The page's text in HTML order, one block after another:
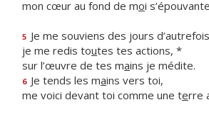
mon cœur au fond de moi
5 Je me souviens des jours
je me redis toutes tes actions, *
sur l’œuvre de tes mains je médite.
6 Je tends les mains vers toi,
me voici devant toi comme une terre